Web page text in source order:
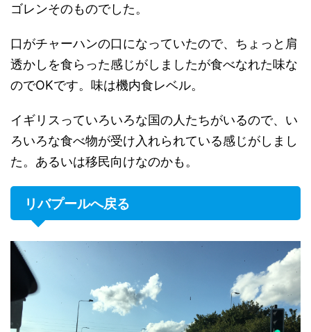
ゴレンそのものでした。
口がチャーハンの口になっていたので、ちょっと肩
透かしを食らった感じがしましたが食べなれた味な
のでOKです。味は機内食レベル。
イギリスっていろいろな国の人たちがいるので、い
ろいろな食べ物が受け入れられている感じがしまし
た。あるいは移民向けなのかも。
リバプールへ戻る